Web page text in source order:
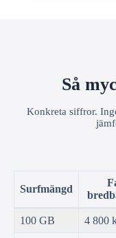
Så
Konkreta siffror.
Surfmängd
100 GB 4 800